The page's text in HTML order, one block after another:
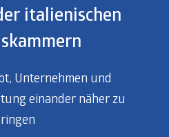
italienischen
Unternehmen und
einander näher zu